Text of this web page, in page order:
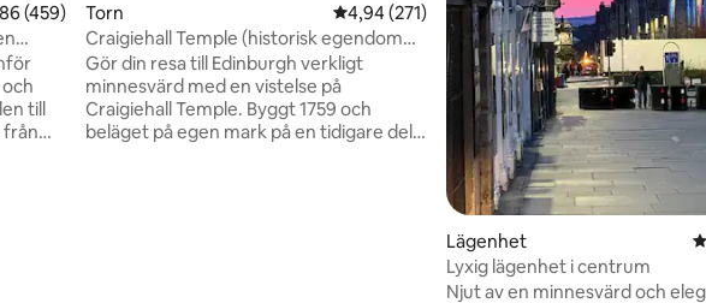
av 5 i genomsnittligt betyg, 459 omdömen
(459)
till
från
Torn 4,94 av 5 i genomsnittligt betyg, 271
4,94 (271)
Craigiehall Temple (historisk egendom
byggd 1759)
Gör din resa till Edinburgh verkligt
minnesvärd med en vistelse på
Craigiehall Temple. Byggt 1759 och
beläget på egen mark på en tidigare del
Lägenhet
Lyxig lägenhet i centrum
Njut av en minnesvärd och